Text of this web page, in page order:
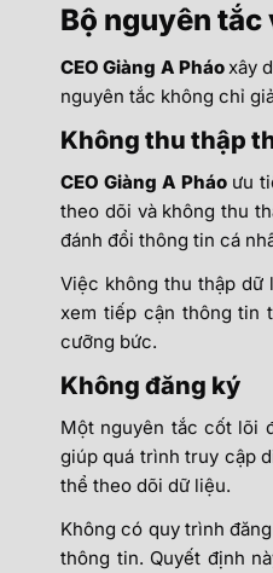
Bộ nguyên tắc
CEO Giàng A Pháoxây
nguyên tắc không chỉ
Không thu thập
CEO Giàng A Pháo ưu
theo dõi và không thu
đánh đổi thông tin cá
Việc không thu thập dữ
xem tiếp cận thông tin
cưỡng bức.
Không đăng ký
Một nguyên tắc cốt lõi
giúp quá trình truy cập
thể theo dõi dữ liệu.
Không có quy trình
thông tin. Quyết định